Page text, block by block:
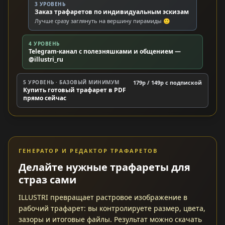
3 УРОВЕНЬ
Заказ трафаретов по индивидуальным эскизам
Лучше сразу заглянуть на вершину пирамиды 🙂
4 УРОВЕНЬ
Telegram-канал с полезняшками и общением —
@illustri_ru
5 УРОВЕНЬ · БАЗОВЫЙ МИНИМУМ
Купить готовый трафарет в PDF
прямо сейчас
179р / 149р c подпиской
ГЕНЕРАТОР И РЕДАКТОР ТРАФАРЕТОВ
Делайте нужные трафареты для
страз сами
ILLUSTRI превращает растровое изображение в
рабочий трафарет: вы контролируете размер, цвета,
зазоры и итоговые файлы. Результат можно скачать